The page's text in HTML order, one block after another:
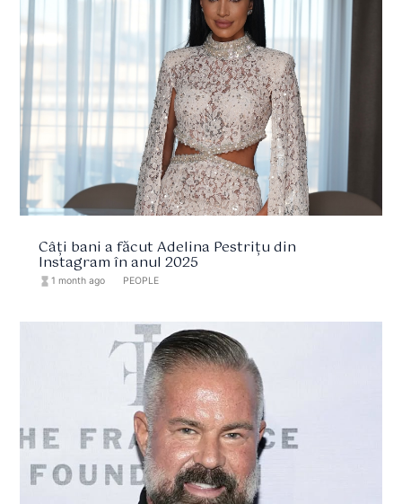
Câți bani a făcut Adelina Pestrițu din
Instagram în anul 2025
hourglass_full 1 month ago PEOPLE